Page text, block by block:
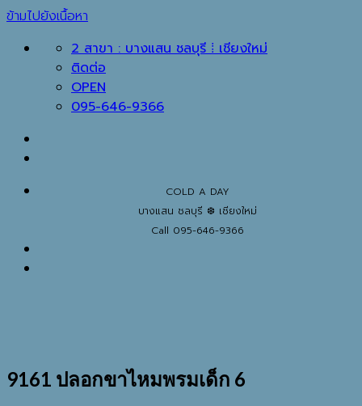
ข้ามไปยังเนื้อหา
2 สาขา : บางแสน ชลบุรี ⁞ เชียงใหม่
ติดต่อ
OPEN
095-646-9366
COLD A DAY
บางแสน ชลบุรี ❆ เชียงใหม่
Call 095-646-9366
9161 ปลอกขาไหมพรมเด็ก 6